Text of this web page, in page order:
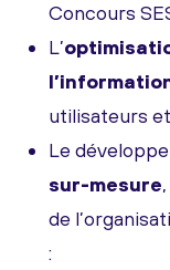
Concours
L’
utilisateurs
Le
sur-mesure
de
: